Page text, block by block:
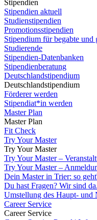
Stipendien
Stipendien aktuell
Studienstipendien
Promotionsstipendien
Stipendium für begabte und
Studierende
Stipendien-Datenbanken
Stipendienberatung
Deutschlandstipendium
Deutschlandstipendium
Förderer werden
Stipendiat*in werden
Master Plan
Master Plan
Fit Check
Try Your Master
Try Your Master
Try Your Master –
Try Your Master –
Dein Master in Trier: so
Du hast Fragen? Wir sind da.
Umstellung des Haupt- und
Career Service
Career Service